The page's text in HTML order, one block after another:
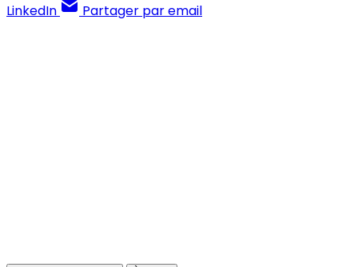
LinkedIn
Partager par email